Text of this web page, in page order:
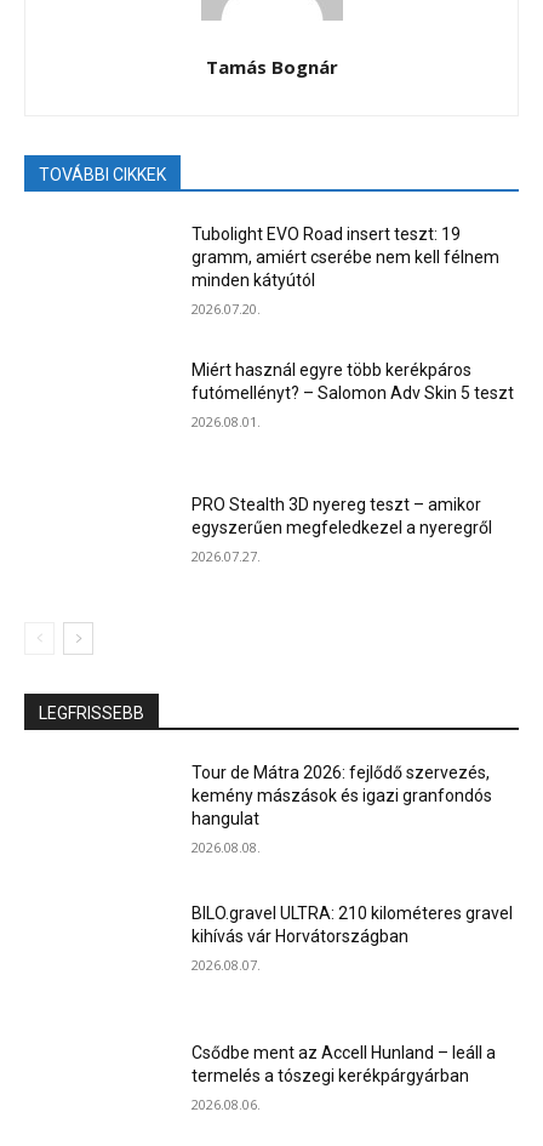
Tamás Bognár
TOVÁBBI CIKKEK
Tubolight EVO Road insert teszt: 19
gramm, amiért cserébe nem kell félnem
minden kátyútól
2026.07.20.
Miért használ egyre több kerékpáros
futómellényt? – Salomon Adv Skin 5 teszt
2026.08.01.
PRO Stealth 3D nyereg teszt – amikor
egyszerűen megfeledkezel a nyeregről
2026.07.27.
LEGFRISSEBB
Tour de Mátra 2026: fejlődő szervezés,
kemény mászások és igazi granfondós
hangulat
2026.08.08.
BILO.gravel ULTRA: 210 kilométeres gravel
kihívás vár Horvátországban
2026.08.07.
Csődbe ment az Accell Hunland – leáll a
termelés a tószegi kerékpárgyárban
2026.08.06.